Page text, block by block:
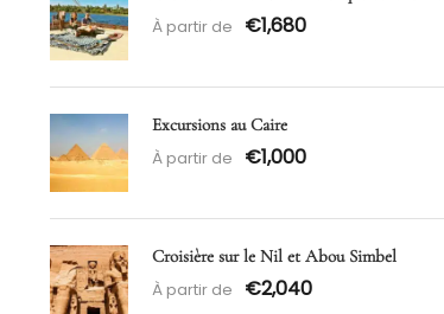
À partir de €1,680
Excursions au Caire
À partir de €1,000
Croisière sur le Nil et Abou Simbel
À partir de €2,040